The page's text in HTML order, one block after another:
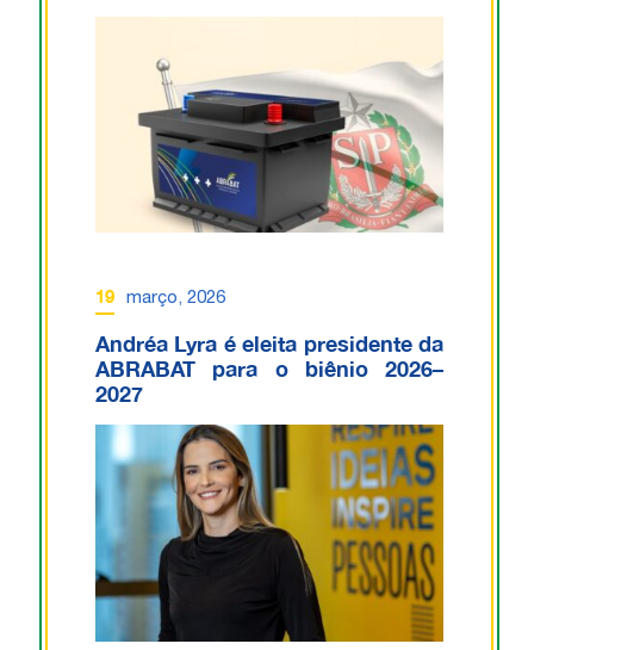
19 março, 2026
Andréa Lyra é eleita presidente da
ABRABAT para o biênio 2026–
2027